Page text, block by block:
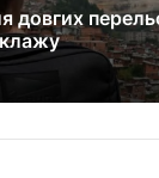
довгих